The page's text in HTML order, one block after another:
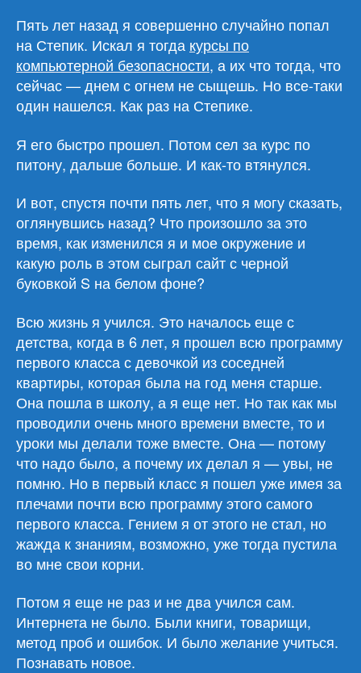
Пять лет назад я совершенно случайно попал
на Степик. Искал я тогда курсы по
компьютерной безопасности, а их что тогда, что
сейчас — днем с огнем не сыщешь. Но все-таки
один нашелся. Как раз на Степике.
Я его быстро прошел. Потом сел за курс по
питону, дальше больше. И как-то втянулся.
И вот, спустя почти пять лет, что я могу сказать,
оглянувшись назад? Что произошло за это
время, как изменился я и мое окружение и
какую роль в этом сыграл сайт с черной
буковкой S на белом фоне?
Всю жизнь я учился. Это началось еще с
детства, когда в 6 лет, я прошел всю программу
первого класса с девочкой из соседней
квартиры, которая была на год меня старше.
Она пошла в школу, а я еще нет. Но так как мы
проводили очень много времени вместе, то и
уроки мы делали тоже вместе. Она — потому
что надо было, а почему их делал я — увы, не
помню. Но в первый класс я пошел уже имея за
плечами почти всю программу этого самого
первого класса. Гением я от этого не стал, но
жажда к знаниям, возможно, уже тогда пустила
во мне свои корни.
Потом я еще не раз и не два учился сам.
Интернета не было. Были книги, товарищи,
метод проб и ошибок. И было желание учиться.
Познавать новое.